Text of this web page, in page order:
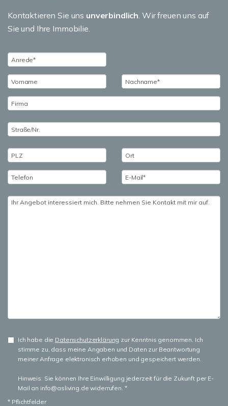
Kontaktieren Sie uns unverbindlich. Wir freuen uns auf
Sie und Ihre Immobilie.
Ich habe die Datenschutzerklärung zur Kenntnis genommen. Ich
stimme zu, dass meine Angaben und Daten zur Beantwortung
meiner Anfrage elektronisch erhoben und gespeichert werden.
Hinweis: Sie können Ihre Einwilligung jederzeit für die Zukunft per E-
Mail an info@asliving.de widerrufen. *
* Pflichtfelder